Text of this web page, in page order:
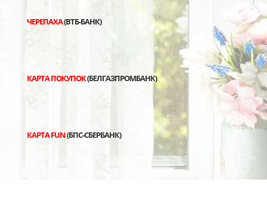
ЧЕРЕПАХА(ВТБ-БАНК)
КАРТА ПОКУПОК(БЕЛГАЗПРОМБАНК)
КАРТА FUN(БПС-СБЕРБАНК)